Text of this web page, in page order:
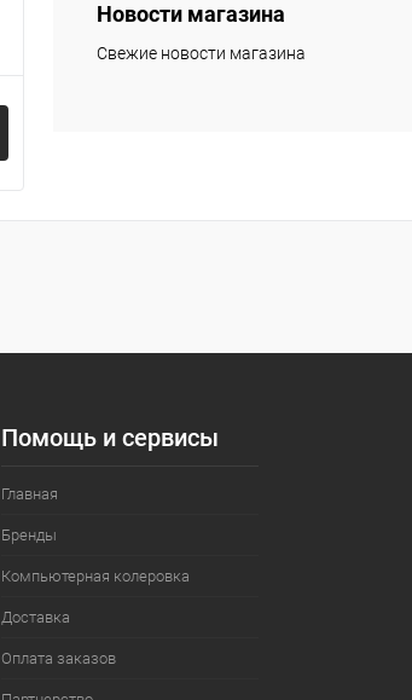
Купить в 1 клик
Новости магазина
Свежие новости магазина
Помощь и сервисы
Главная
Бренды
Компьютерная колеровка
Доставка
Оплата заказов